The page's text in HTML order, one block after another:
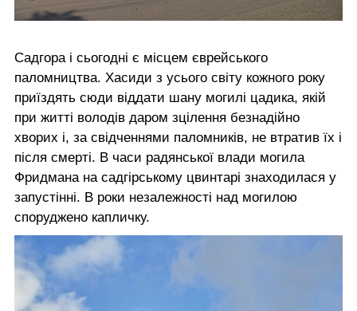
Садгора і сьогодні є місцем єврейського
паломництва. Хасиди з усього світу кожного року
приїздять сюди віддати шану могилі цадика, якій
при житті володів даром зцілення безнадійно
хворих і, за свідченнями паломників, не втратив їх і
після смерті. В часи радянської влади могила
Фридмана на садгірському цвинтарі знаходилася у
запустінні. В роки незалежності над могилою
споруджено капличку.